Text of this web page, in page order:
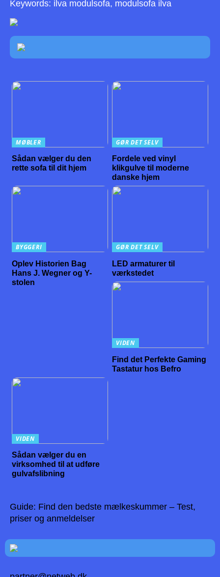
Keywords: ilva modulsofa, modulsofa ilva
MØBLER
Sådan vælger du den
rette sofa til dit hjem
GØR DET SELV
Fordele ved vinyl
klikgulve til moderne
danske hjem
BYGGERI
Oplev Historien Bag
Hans J. Wegner og Y-
stolen
GØR DET SELV
LED armaturer til
værkstedet
VIDEN
Find det Perfekte Gaming
Tastatur hos Befro
VIDEN
Sådan vælger du en
virksomhed til at udføre
gulvafslibning
Guide: Find den bedste mælkeskummer – Test,
priser og anmeldelser